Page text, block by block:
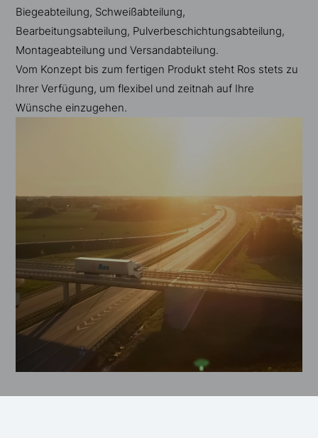
Biegeabteilung, Schweißabteilung,
Bearbeitungsabteilung, Pulverbeschichtungsabteilung,
Montageabteilung und Versandabteilung.
Vom Konzept bis zum fertigen Produkt steht Ros stets zu
Ihrer Verfügung, um flexibel und zeitnah auf Ihre
Wünsche einzugehen.